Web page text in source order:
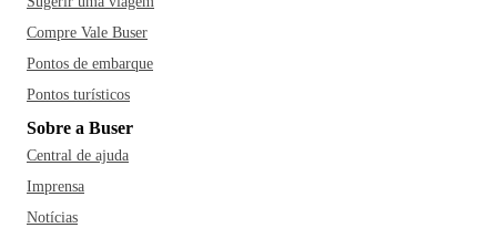
Compre Vale Buser
Pontos de embarque
Pontos turísticos
Sobre a Buser
Central de ajuda
Imprensa
Notícias